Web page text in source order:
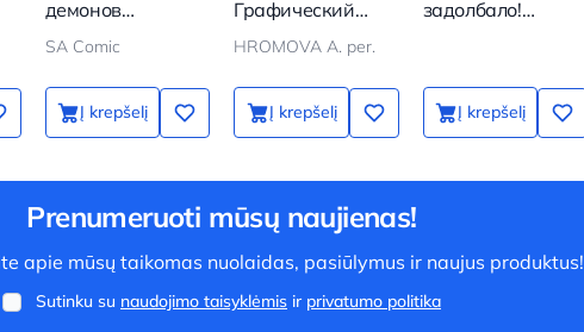
демонов
жрицу. Том 1
SA Comic
Į krepšelį
Графический
HROMOVA A. per.
Į krepšelį
задолбало!
Į krepšelį
Prenumeruoti mūsų naujienas!
apie mūsų taikomas nuolaidas, pasiūlymus ir naujus produktus!
Sutinku su naudojimo taisyklėmis ir privatumo politika